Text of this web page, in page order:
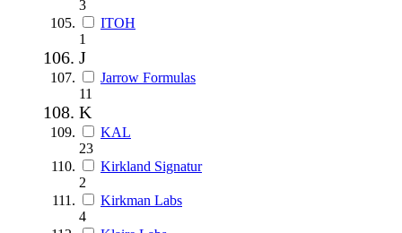
3
ITOH
1
J
Jarrow Formulas
11
K
KAL
23
Kirkland Signatur
2
Kirkman Labs
4